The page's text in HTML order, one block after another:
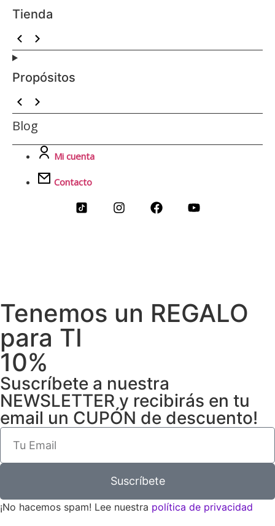
Tienda
Propósitos
Blog
Mi cuenta
Contacto
Tenemos un REGALO
para TI
10%
Suscríbete a nuestra
NEWSLETTER y recibirás en tu
email un CUPÓN de descuento!
Suscríbete
¡No hacemos spam! Lee nuestra política de privacidad